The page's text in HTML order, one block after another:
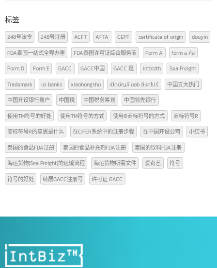
广告牌照知识(2)
文章(29)
泰国FDA(3)
货物进出口（泰国-中国）(12)
标签
248号法令 248号注册 ACFT AFTA CEPT certificate of origin
FDA泰国一站式全程办里
FDA泰国许可证综合服务商 Form A
form a คือ
Form D
Form E GACC GACC中国 GACC 是 intbizth
Sea Freight
Trademark
us banks xiaohongshu เปิดบัญชี uob สิงคโปร์
海运货物(Sea Freight)的运输流程